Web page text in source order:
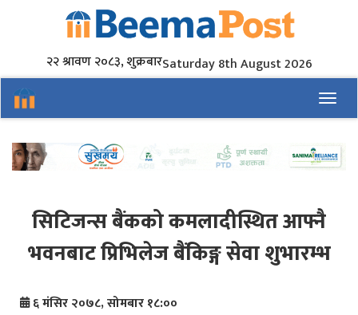
२२ श्रावण २०८३, शुक्रबारSaturday 8th August 2026
सिटिजन्स बैंकको कमलादीस्थित आफ्नै
भवनबाट प्रिभिलेज बैंकिङ्ग सेवा शुभारम्भ
६ मंसिर २०७८, सोमबार १८:००